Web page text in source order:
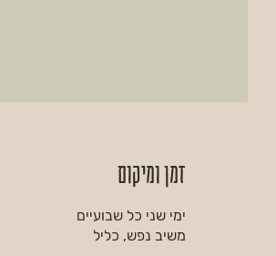
זמן ומיקום
ימי שני כל שבועיים
משיב נפש, כליל